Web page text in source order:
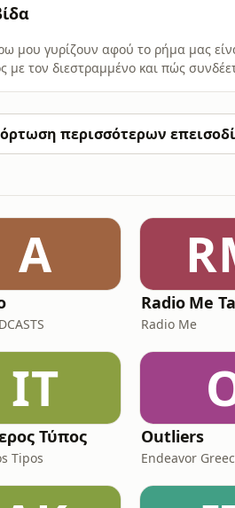
about our c
μου γυρίζουν αφού το ρήμα μας
με τον διεστραμμένο και πώς
περισσότερων
Α
Radio Me
Radio Me
ΙΤ
Τύπος
Tipos
Outliers
Endeavor